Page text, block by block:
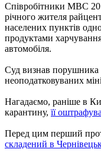
Співробітники МВС 20
річного жителя
населених пунктів
продуктами
автомобіля.
Суд визнав порушника
неоподатковуваних
Нагадаємо, раніше в
карантину, її
Перед цим перший
складений в